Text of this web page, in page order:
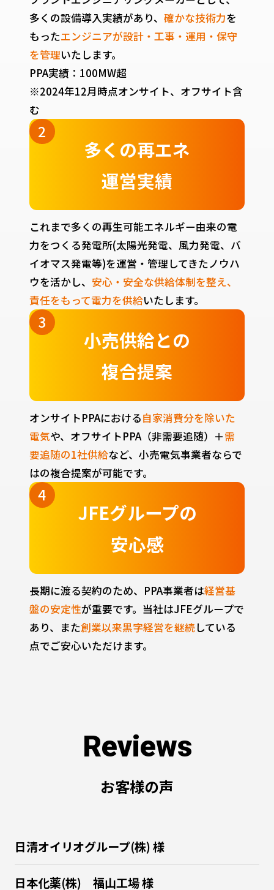
多くの設備導入実績があり、 確かな技術力を
もったエンジニアが設計・工事・運用・保守
を管理いたします。
PPA実績：100MW超
※2024年12月時点オンサイト、オフサイト含
む
多くの再エネ
運営実績
これまで多くの再生可能エネルギー由来の電
力をつくる発電所(太陽光発電、風力発電、バ
イオマス発電等)を運営・管理してきたノウハ
ウを活かし、 安心・安全な供給体制を整え、
責任をもって電力を供給いたします。
小売供給との
複合提案
オンサイトPPAにおける自家消費分を除いた
電気や、オフサイトPPA（非需要追随）＋需
要追随の1社供給など、小売電気事業者ならで
はの複合提案が可能です。
JFEグループの
安心感
長期に渡る契約のため、PPA事業者は経営基
盤の安定性が重要です。当社はJFEグループで
あり、また創業以来黒字経営を継続している
点でご安心いただけます。
Reviews
お客様の声
日清オイリオグループ(株) 様
日本化薬(株) 福山工場 様